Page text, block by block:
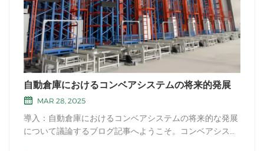
自動倉庫におけるコンベアシステムの将来的発展
MAR 28, 2025
導入：自動倉庫におけるコンベアシステムの将来的な発展
について議論するブログ記事へようこそ。コンベアシステ